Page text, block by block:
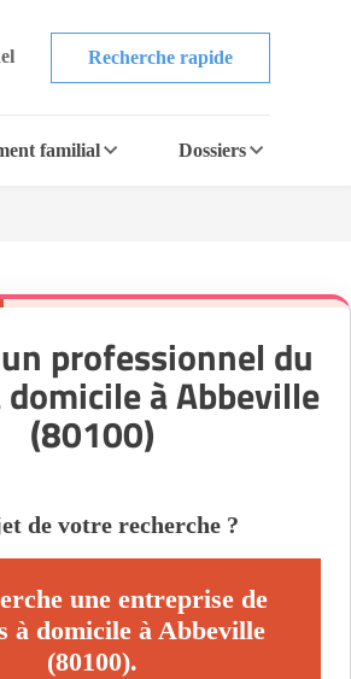
Recherche rapide
familial Dossiers
professionnel du
domicile à Abbeville
(80100)
de votre recherche ?
une entreprise de
à domicile à Abbeville
(80100).